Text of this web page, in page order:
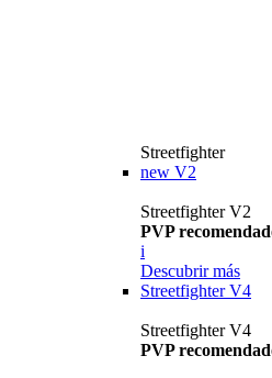
Streetfighter
new V2
Streetfighter V2
PVP
i
Descubrir más
Streetfighter V4
Streetfighter V4
PVP